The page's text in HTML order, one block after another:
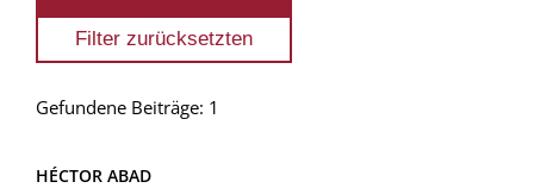
Gefundene Beiträge: 1
HÉCTOR ABAD